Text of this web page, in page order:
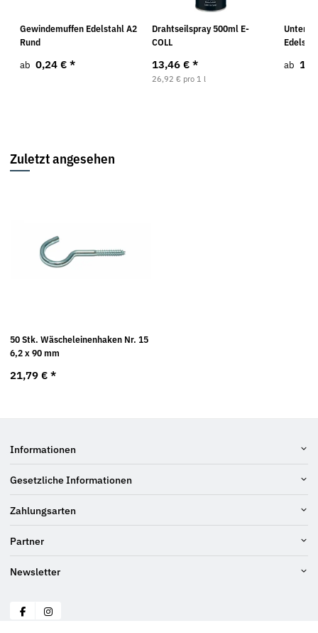
Gewindemuffen Edelstahl A2
Rund
ab 0,24 € *
Drahtseilspray 500ml E-
COLL
13,46 € *
26,92 € pro 1 l
ab
Zuletzt angesehen
50 Stk. Wäscheleinenhaken Nr. 15
6,2 x 90 mm
21,79 € *
Informationen
Gesetzliche Informationen
Zahlungsarten
Partner
Newsletter